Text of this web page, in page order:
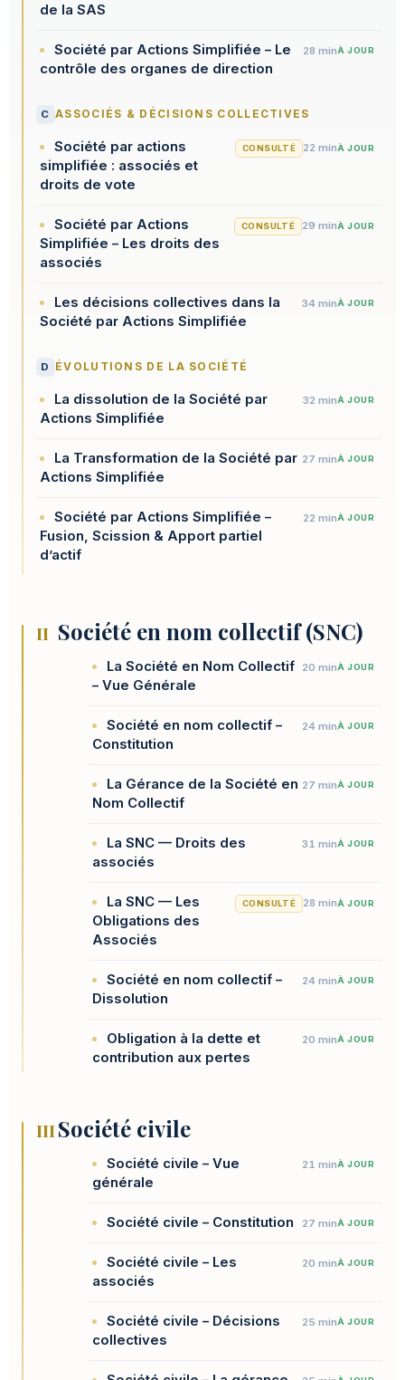
de la SAS
Société par Actions Simplifiée – Le
contrôle des organes de direction
28 minÀ JOUR
C ASSOCIÉS & DÉCISIONS COLLECTIVES
Société par actions
simplifiée : associés et
droits de vote
CONSULTÉ 22 minÀ JOUR
Société par Actions
Simplifiée – Les droits des
associés
CONSULTÉ 29 minÀ JOUR
Les décisions collectives dans la
Société par Actions Simplifiée
34 minÀ JOUR
D ÉVOLUTIONS DE LA SOCIÉTÉ
La dissolution de la Société par
Actions Simplifiée
32 minÀ JOUR
La Transformation de la Société par
Actions Simplifiée
27 minÀ JOUR
Société par Actions Simplifiée –
Fusion, Scission & Apport partiel
d’actif
22 minÀ JOUR
II Société en nom collectif (SNC)
La Société en Nom Collectif
– Vue Générale
20 minÀ JOUR
Société en nom collectif –
Constitution
24 minÀ JOUR
La Gérance de la Société en
Nom Collectif
27 minÀ JOUR
La SNC — Droits des
associés
31 minÀ JOUR
La SNC — Les
Obligations des
Associés
CONSULTÉ 28 minÀ JOUR
Société en nom collectif –
Dissolution
24 minÀ JOUR
Obligation à la dette et
contribution aux pertes
20 minÀ JOUR
IIISociété civile
Société civile – Vue
générale
21 minÀ JOUR
Société civile – Constitution 27 minÀ JOUR
Société civile – Les
associés
20 minÀ JOUR
Société civile – Décisions
collectives
25 minÀ JOUR